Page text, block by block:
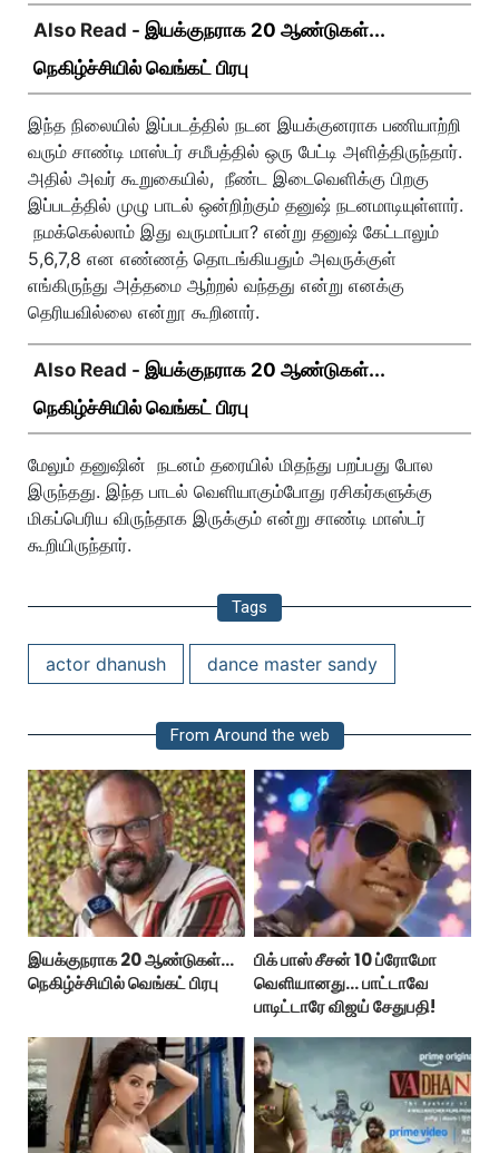
Also Read - இயக்குநராக 20 ஆண்டுகள்...
நெகிழ்ச்சியில் வெங்கட் பிரபு
இந்த நிலையில் இப்படத்தில் நடன இயக்குனராக பணியாற்றி
வரும் சாண்டி மாஸ்டர் சமீபத்தில் ஒரு பேட்டி அளித்திருந்தார்.
அதில் அவர் கூறுகையில், நீண்ட இடைவெளிக்கு பிறகு
இப்படத்தில் முழு பாடல் ஒன்றிற்கும் தனுஷ் நடனமாடியுள்ளார்.
நமக்கெல்லாம் இது வருமாப்பா? என்று தனுஷ் கேட்டாலும்
5,6,7,8 என எண்ணத் தொடங்கியதும் அவருக்குள்
எங்கிருந்து அத்தமை ஆற்றல் வந்தது என்று எனக்கு
தெரியவில்லை என்றூ கூறினார்.
Also Read - இயக்குநராக 20 ஆண்டுகள்...
நெகிழ்ச்சியில் வெங்கட் பிரபு
மேலும் தனுஷின் நடனம் தரையில் மிதந்து பறப்பது போல
இருந்தது. இந்த பாடல் வெளியாகும்போது ரசிகர்களுக்கு
மிகப்பெரிய விருந்தாக இருக்கும் என்று சாண்டி மாஸ்டர்
கூறியிருந்தார்.
Tags
actor dhanush dance master sandy
From Around the web
இயக்குநராக 20 ஆண்டுகள்...
நெகிழ்ச்சியில் வெங்கட் பிரபு
பிக் பாஸ் சீசன் 10 ப்ரோமோ
வெளியானது... பாட்டாவே
பாடிட்டாரே விஜய் சேதுபதி!